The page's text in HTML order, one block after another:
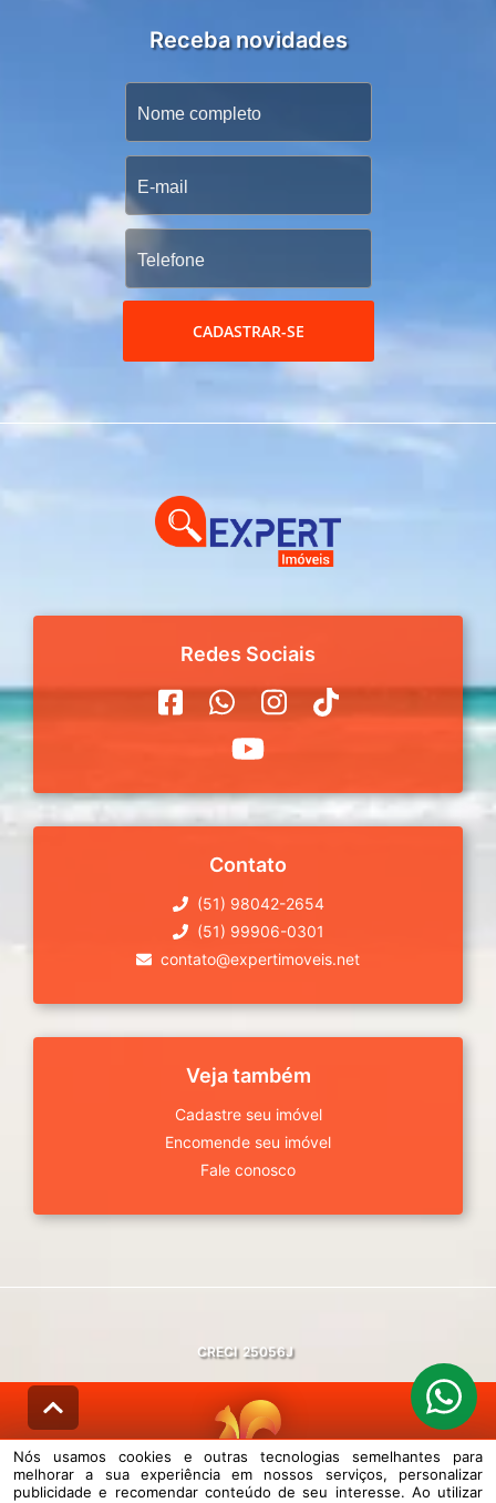
Receba novidades
CADASTRAR-SE
Redes Sociais
Contato
(51) 98042-2654
(51) 99906-0301
contato@expertimoveis.net
Veja também
Cadastre seu imóvel
Encomende seu imóvel
Fale conosco
CRECI 25056J
© DESENVOLVIDO PELAAGIL.NET
Nós usamos cookies e outras tecnologias semelhantes para
melhorar a sua experiência em nossos serviços, personalizar
publicidade e recomendar conteúdo de seu interesse. Ao utilizar